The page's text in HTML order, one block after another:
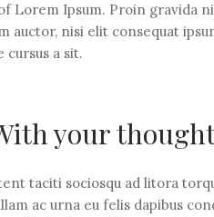
Lorem Ipsum. Proin gravida
auctor, nisi elit consequat
cursus a sit.
your
taciti sociosqu ad litora
ac urna eu felis dapibus